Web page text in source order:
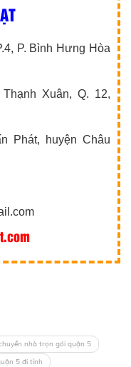
P. Bình Hưng Hòa
Xuân, Q. 12,
Phát, huyện Châu
nhà trọn gói quận 5
5 đi tỉnh